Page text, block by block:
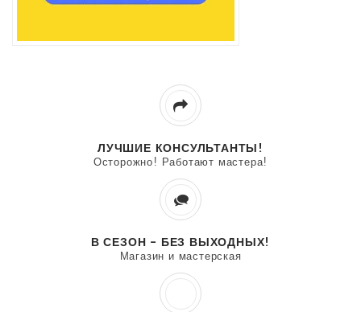
ЛУЧШИЕ КОНСУЛЬТАНТЫ!
Осторожно! Работают мастера!
В СЕЗОН - БЕЗ ВЫХОДНЫХ!
Магазин и мастерская